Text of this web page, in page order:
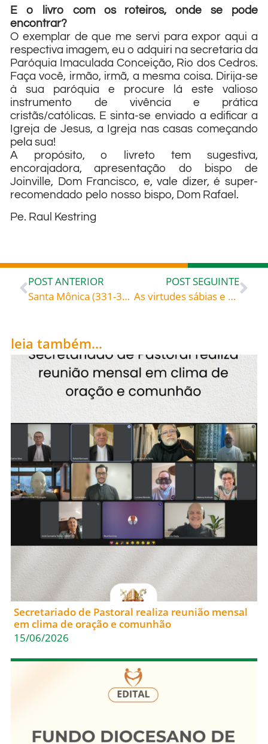
E o livro com os roteiros, onde se pode
encontrar?
O exemplar de que me servi para expor aqui a
respectiva imagem, eu o adquiri na secretaria da
Paróquia Imaculada Conceição, Rio dos Cedros.
Faça você, irmão, irmã, a mesma coisa. Dirija-se
à sua paróquia e procure lá este valioso
instrumento de vivência e prática
cristãs/católicas. E sinta-se enviado a edificar a
Igreja de Jesus, a Igreja nas casas começando
pela sua!
A propósito, o livreto tem sugestiva,
encorajadora, apresentação do bispo de
Joinville, Dom Francisco, e, vale dizer, é super-
recomendado pelo nosso bispo, Dom Rafael.
Pe. Raul Kestring
POST ANTERIOR
Santa Mônica (331-387), celebrada hoje, 27, roga por todos nós, especialmente para que tenhamos saúde de alma e corpo!
POST SEGUINTE
As virtudes sábias e as virtudes enlouquecidas – Venerável Madaleine Delbrêl (1904-1964) missionária das pessoas da rua As virtudes enlouquecidas
leia também...
Secretariado de Pastoral realiza reunião mensal
em clima de oração e comunhão
15/06/2026